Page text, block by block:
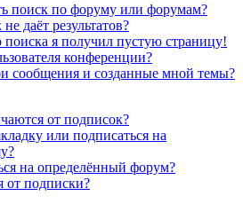
поиск по форуму или форумам?
даёт результатов?
поиска я получил пустую страницу!
конференции?
сообщения и созданные мной темы?
от подписок?
или подписаться на
на определённый форум?
от подписки?